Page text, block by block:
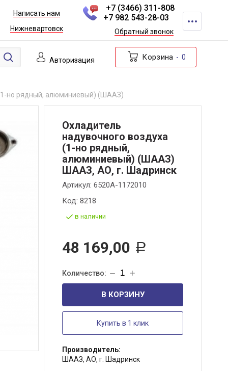
Написать нам
Нижневартовск
+7 (3466) 311-808
+7 982 543-28-03
Обратный звонок
Авторизация Корзина 0
но рядный, алюминиевый) (ШААЗ)
Охладитель
надувочного воздуха
(1-но рядный,
алюминиевый) (ШААЗ)
ШААЗ, АО, г. Шадринск
Артикул: 6520А-1172010
Код: 8218
в наличии
48 169,00 Р
В КОРЗИНУ
Купить в 1 клик
Производитель:
ШААЗ, АО, г. Шадринск